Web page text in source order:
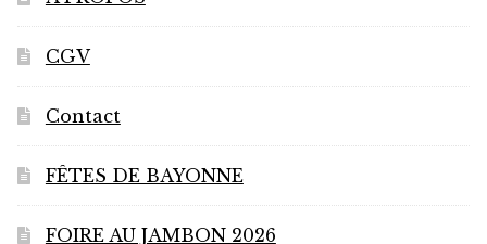
CGV
Contact
FÊTES DE BAYONNE
FOIRE AU JAMBON 2026